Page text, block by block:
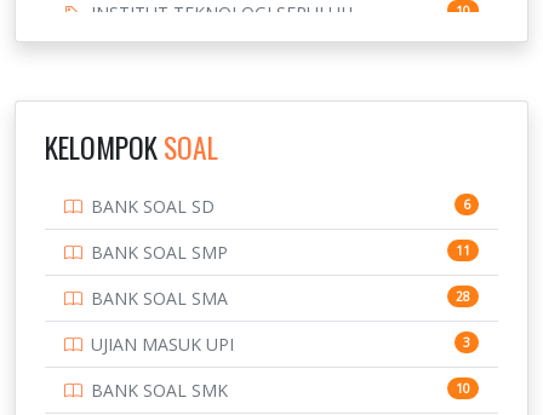
INSTITUT TEKNOLOGI SEPULUH
NOVEMBER
10
3
169
7
PTDI STTD 4
133
KELOMPOKSOAL
BANK SOAL SD 6
BANK SOAL SMP 11
BANK SOAL SMA 28
UJIAN MASUK UPI 3
BANK SOAL SMK 10